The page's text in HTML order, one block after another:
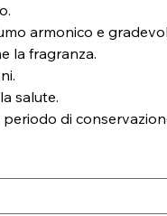
armonico e
la fragranza.
salute.
di